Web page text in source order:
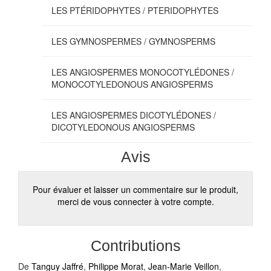
LES PTÉRIDOPHYTES / PTERIDOPHYTES
LES GYMNOSPERMES / GYMNOSPERMS
LES ANGIOSPERMES MONOCOTYLÉDONES /
MONOCOTYLEDONOUS ANGIOSPERMS
LES ANGIOSPERMES DICOTYLÉDONES /
DICOTYLEDONOUS ANGIOSPERMS
Avis
Pour évaluer et laisser un commentaire sur le produit,
merci de vous connecter à votre compte.
Contributions
De Tanguy Jaffré, Philippe Morat, Jean-Marie Veillon,